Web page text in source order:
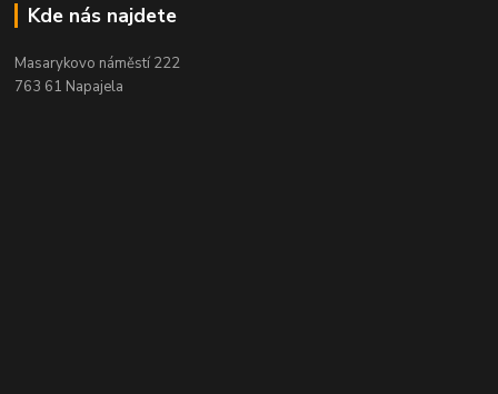
Kde nás najdete
Masarykovo náměstí 222
763 61 Napajela